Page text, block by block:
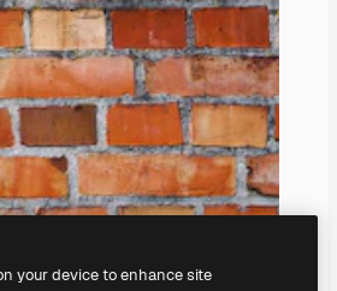
your device to enhance site